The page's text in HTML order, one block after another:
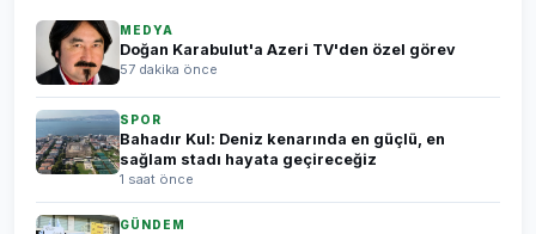
MEDYA
Doğan Karabulut'a Azeri TV'den özel görev
57 dakika önce
SPOR
Bahadır Kul: Deniz kenarında en güçlü, en
sağlam stadı hayata geçireceğiz
1 saat önce
GÜNDEM